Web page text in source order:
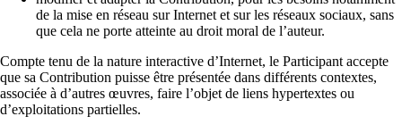
de la mise en réseau sur Internet et sur les réseaux sociaux, sans
que cela ne porte atteinte au droit moral de l’auteur.
Compte tenu de la nature interactive d’Internet, le Participant accepte
que sa Contribution puisse être présentée dans différents contextes,
associée à d’autres œuvres, faire l’objet de liens hypertextes ou
d’exploitations partielles.